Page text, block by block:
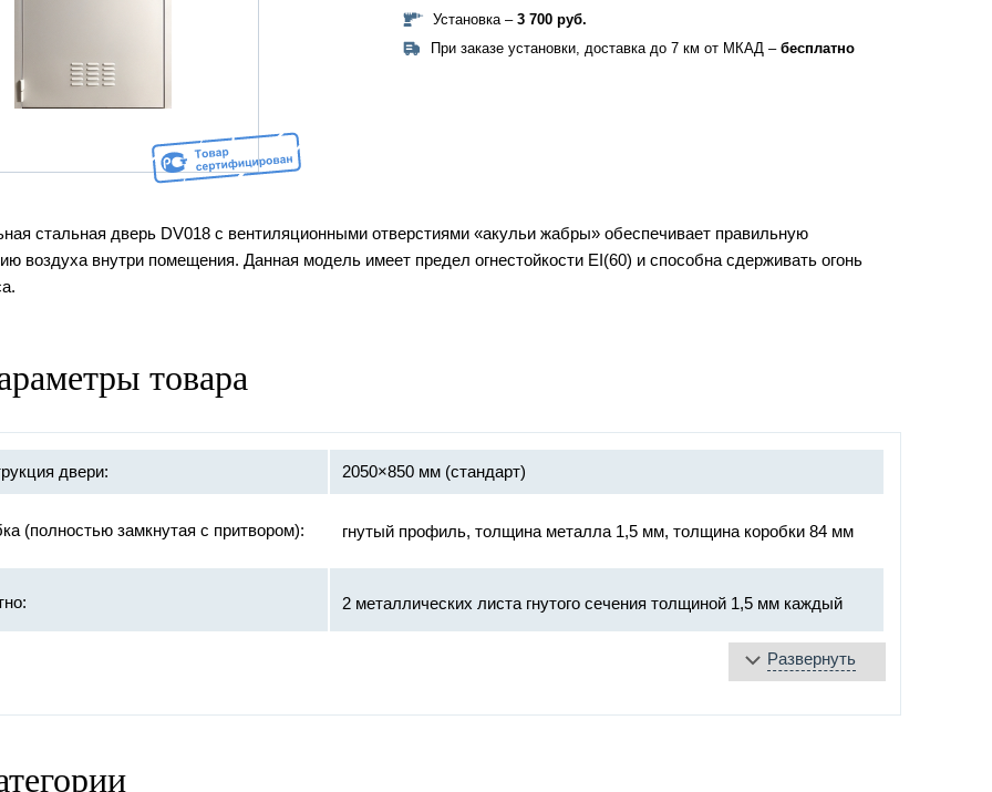
Установка – 3 700 руб.
При заказе установки, доставка до 7 км от МКАД – бесплатно
стальная дверь DV018 с вентиляционными отверстиями «акульи жабры» обеспечивает правильную
воздуха внутри помещения. Данная модель имеет предел огнестойкости EI(60) и способна сдерживать огонь
товара
двери: 2050×850 мм (стандарт)
(полностью замкнутая с притвором): гнутый профиль, толщина металла 1,5 мм, толщина коробки 84 мм
2 металлических листа гнутого сечения толщиной 1,5 мм каждый
Развернуть